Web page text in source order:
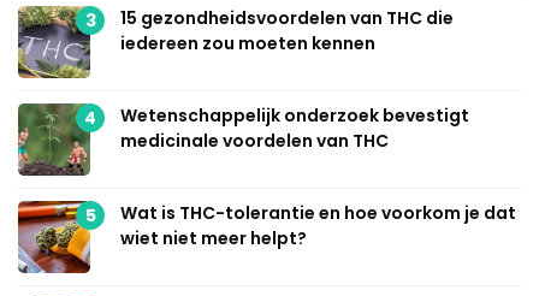
3
15 gezondheidsvoordelen van THC die
iedereen zou moeten kennen
4
Wetenschappelijk onderzoek bevestigt
medicinale voordelen van THC
5
Wat is THC-tolerantie en hoe voorkom je dat
wiet niet meer helpt?